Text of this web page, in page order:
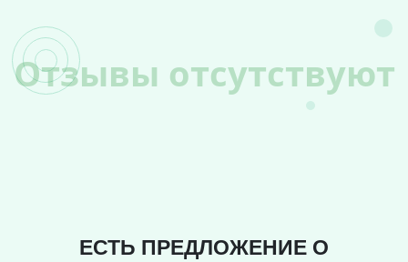
Отзывы отсутствуют
ЕСТЬ ПРЕДЛОЖЕНИЕ О